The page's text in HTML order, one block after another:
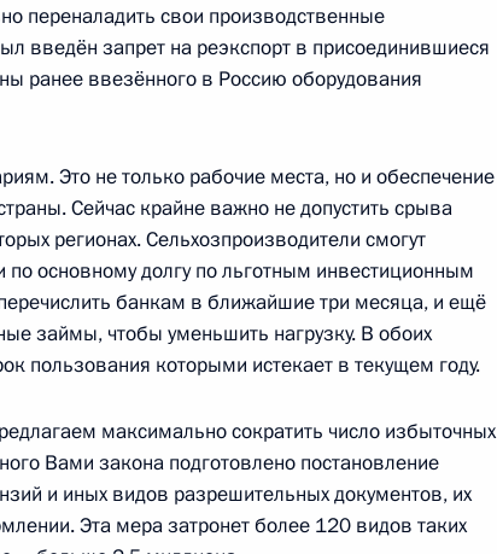
предусматривающие
бюджетных
федерального бюджета,
в 2022 году
части первой Налогового
внесены изменения,
на территории
переналадить свои производственные
введён запрет на реэкспорт в присоединившиеся
ранее ввезённого в Россию оборудования
Это не только рабочие места, но и обеспечение
Сейчас крайне важно не допустить срыва
регионах. Сельхозпроизводители смогут
по основному долгу по льготным инвестиционным
банкам в ближайшие три месяца, и ещё
займы, чтобы уменьшить нагрузку. В обоих
пользования которыми истекает в текущем году.
максимально сократить число избыточных
Вами закона подготовлено постановление
и иных видов разрешительных документов, их
Эта мера затронет более 120 видов таких